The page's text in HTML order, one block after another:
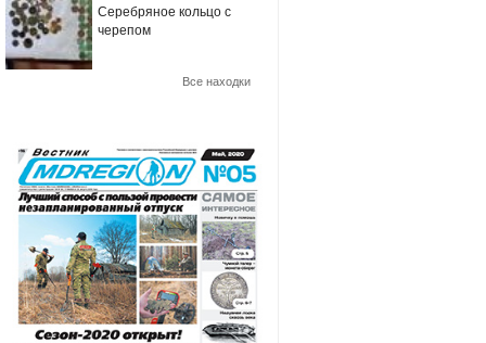
Серебряное кольцо с
черепом
Все находки